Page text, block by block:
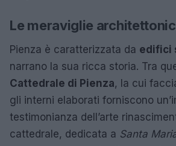
Le meraviglie
Pienza è caratterizzata da edifici
narrano la sua ricca storia. Tra
Cattedrale di Pienza, la cui
gli interni elaborati forniscono
testimonianza dell’arte
cattedrale, dedicata a Santa